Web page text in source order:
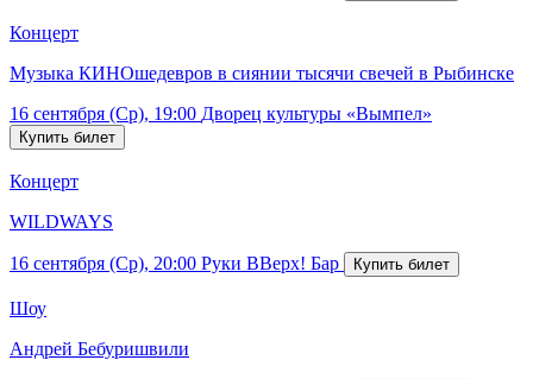
Концерт
Музыка КИНОшедевров в сиянии тысячи свечей в Рыбинске
16 сентября (Ср), 19:00 Дворец культуры «Вымпел»
Концерт
WILDWAYS
16 сентября (Ср), 20:00 Руки ВВерх! Бар
Шоу
Андрей Бебуришвили